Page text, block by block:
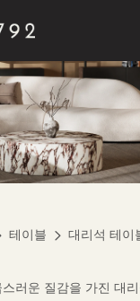
테이블 대리석 테이
러운 질감을 가진 대